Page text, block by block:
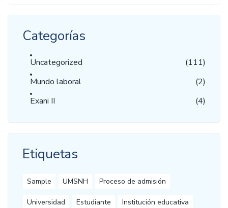
Categorías
Uncategorized
(111)
Mundo laboral
(2)
Exani II
(4)
Etiquetas
Sample UMSNH Proceso de admisión
Universidad Estudiante Institución educativa